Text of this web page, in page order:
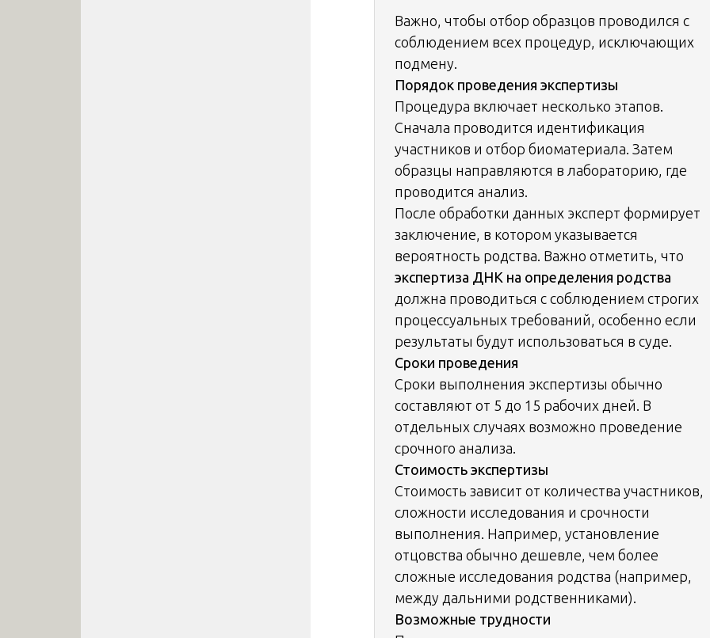
Важно, чтобы отбор образцов проводился с
соблюдением всех процедур, исключающих
подмену.
Порядок проведения экспертизы
Процедура включает несколько этапов.
Сначала проводится идентификация
участников и отбор биоматериала. Затем
образцы направляются в лабораторию, где
проводится анализ.
После обработки данных эксперт формирует
заключение, в котором указывается
вероятность родства. Важно отметить, что
экспертиза ДНК на определения родства
должна проводиться с соблюдением строгих
процессуальных требований, особенно если
результаты будут использоваться в суде.
Сроки проведения
Сроки выполнения экспертизы обычно
составляют от 5 до 15 рабочих дней. В
отдельных случаях возможно проведение
срочного анализа.
Стоимость экспертизы
Стоимость зависит от количества участников,
сложности исследования и срочности
выполнения. Например, установление
отцовства обычно дешевле, чем более
сложные исследования родства (например,
между дальними родственниками).
Возможные трудности